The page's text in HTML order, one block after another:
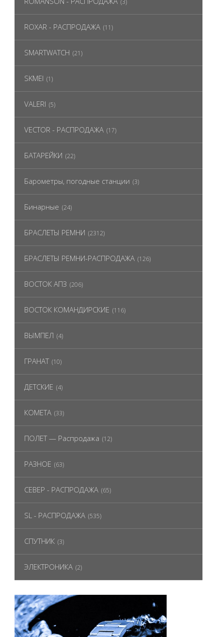
(3)
ROXAR - РАСПРОДАЖА (11)
SMARTWATCH (21)
SKMEI (1)
VALERI (5)
VECTOR - РАСПРОДАЖА (17)
БАТАРЕЙКИ (22)
Барометры, погодные станции (3)
Бинарные (24)
БРАСЛЕТЫ РЕМНИ (2312)
БРАСЛЕТЫ РЕМНИ-РАСПРОДАЖА (126)
ВОСТОК АПЗ (206)
ВОСТОК КОМАНДИРСКИЕ (116)
ВЫМПЕЛ (4)
ГРАНАТ (10)
ДЕТСКИЕ (4)
КОМЕТА (33)
ПОЛЕТ — Распродажа (12)
РАЗНОЕ (63)
СЕВЕР - РАСПРОДАЖА (65)
SL - РАСПРОДАЖА (535)
СПУТНИК (3)
ЭЛЕКТРОНИКА (2)